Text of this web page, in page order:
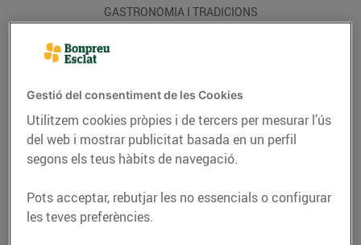
GASTRONOMIA I TRADICIONS
Gestió del consentiment de les Cookies
Utilitzem cookies pròpies i de tercers per mesurar l’ús
del web i mostrar publicitat basada en un perfil
segons els teus hàbits de navegació.
Pots acceptar, rebutjar les no essencials o configurar
les teves preferències.